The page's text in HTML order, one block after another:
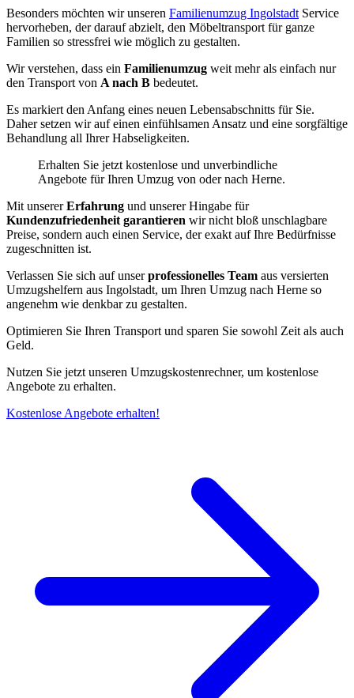
Besonders möchten wir unseren Familienumzug Ingolstadt Service
hervorheben, der darauf abzielt, den Möbeltransport für ganze
Familien so stressfrei wie möglich zu gestalten.
Wir verstehen, dass ein Familienumzug weit mehr als einfach nur
den Transport von A nach B bedeutet.
Es markiert den Anfang eines neuen Lebensabschnitts für Sie.
Daher setzen wir auf einen einfühlsamen Ansatz und eine sorgfältige
Behandlung all Ihrer Habseligkeiten.
Erhalten Sie jetzt kostenlose und unverbindliche
Angebote für Ihren Umzug von oder nach Herne.
Mit unsererErfahrung und unserer Hingabe für
Kundenzufriedenheit garantieren wir nicht bloß unschlagbare
Preise, sondern auch einen Service, der exakt auf Ihre Bedürfnisse
zugeschnitten ist.
Verlassen Sie sich auf unserprofessionelles Team aus versierten
Umzugshelfern aus Ingolstadt, um Ihren Umzug nach Herne so
angenehm wie denkbar zu gestalten.
Optimieren Sie Ihren Transport und sparen Sie sowohl Zeit als auch
Geld.
Nutzen Sie jetzt unseren Umzugskostenrechner, um kostenlose
Angebote zu erhalten.
Kostenlose Angebote erhalten!